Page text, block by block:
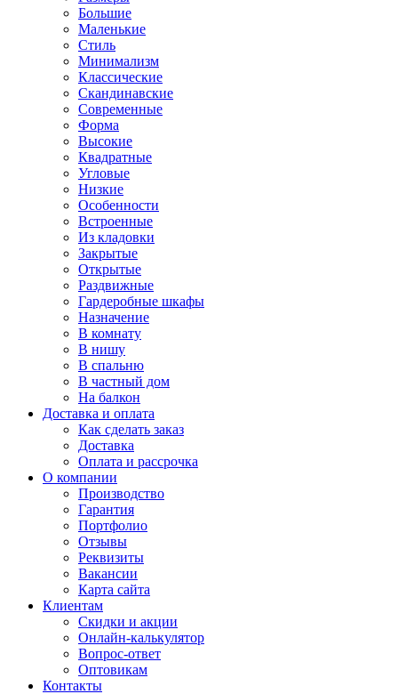
Большие
Маленькие
Стиль
Минимализм
Классические
Скандинавские
Современные
Форма
Высокие
Квадратные
Угловые
Низкие
Особенности
Встроенные
Из кладовки
Закрытые
Открытые
Раздвижные
Гардеробные шкафы
Назначение
В комнату
В нишу
В спальню
В частный дом
На балкон
Доставка и оплата
Как сделать заказ
Доставка
Оплата и рассрочка
О компании
Производство
Гарантия
Портфолио
Отзывы
Реквизиты
Вакансии
Карта сайта
Клиентам
Скидки и акции
Онлайн-калькулятор
Вопрос-ответ
Оптовикам
Контакты